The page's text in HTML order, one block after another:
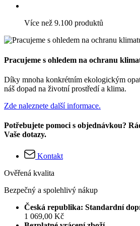
Více než 9.100 produktů
Pracujeme s ohledem na ochranu
Díky mnoha konkrétním ekologickým
náš dopad na životní prostředí a klima.
Zde naleznete další informace.
Potřebujete pomoci s objednávkou?
Vaše dotazy.
Kontakt
Ověřená kvalita
Bezpečný a spolehlivý nákup
Česká republika: Standardní
1 069,00 Kč